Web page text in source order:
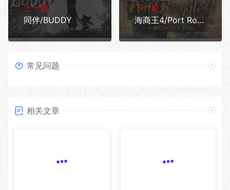
上一篇：
同伴/BUDDY
下一篇：
海商王4/Port Royale 4（私掠海盗+DLC）
常见问题
相关文章